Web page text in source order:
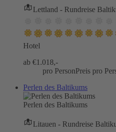
Lettland - Rundreise
Hotel
ab €1.018,-
pro PersonPreis pro
Perlen des Baltikums
Perlen des Baltikums
Litauen - Rundreise